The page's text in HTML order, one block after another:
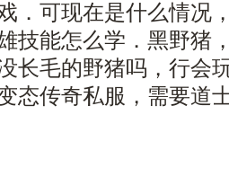
．可现在是什么情况
技能怎么学．黑野猪
长毛的野猪吗，行会
态传奇私服，需要道